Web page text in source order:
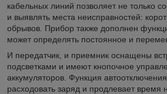
кабельных линий позволяет не только
и выявлять места неисправностей:
обрывов. Прибор также дополнен
может определять постоянное и
И передатчик, и приемник оснащены
подсветками и имеют кнопочное
аккумуляторов. Функция
расходовать заряд и продлевает время